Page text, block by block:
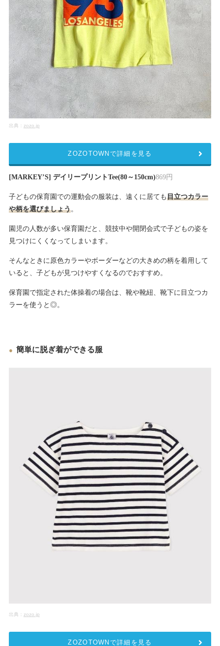
出典： zozo.jp
[MARKEY’S] デイリープリントTee(80～150cm)869円
子どもの保育園での運動会の服装は、遠くに居ても目立つカラー
や柄を選びましょう。
園児の人数が多い保育園だと、競技中や開閉会式で子どもの姿を
見つけにくくなってしまいます。
そんなときに原色カラーやボーダーなどの大きめの柄を着用して
いると、子どもが見つけやすくなるのでおすすめ。
保育園で指定された体操着の場合は、靴や靴紐、靴下に目立つカ
ラーを使うと◎。
ZOZOTOWNで詳細を見る
簡単に脱ぎ着ができる服
出典： zozo.jp
ZOZOTOWNで詳細を見る